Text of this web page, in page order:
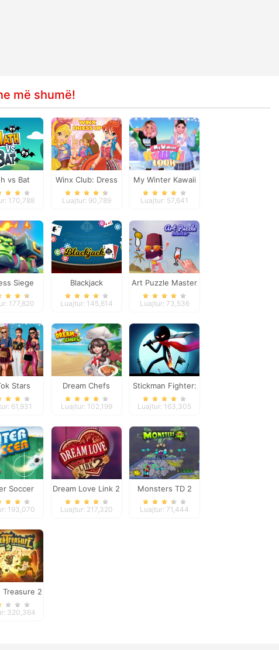
më shumë!
vs Bat
170,788
Winx Club: Dress
Up
Luajtur: 90,789
My Winter Kawaii
Look
Luajtur: 57,641
Siege
177,820
Blackjack
Luajtur: 145,614
Art Puzzle Master
Luajtur: 73,536
Stars
61,931
Dream Chefs
Luajtur: 102,199
Stickman Fighter:
Space War
Luajtur: 163,305
Soccer
193,070
Dream Love Link 2
Luajtur: 217,320
Monsters TD 2
Luajtur: 71,444
Treasure 2
320,364